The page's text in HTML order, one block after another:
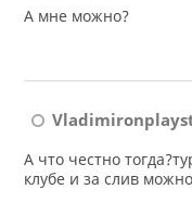
А мне можно?
А что честно
клубе и за слив